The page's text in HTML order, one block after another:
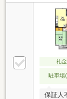
礼
駐車場
保証人